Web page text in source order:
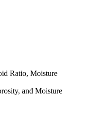
Ratio, Moisture
and Moisture